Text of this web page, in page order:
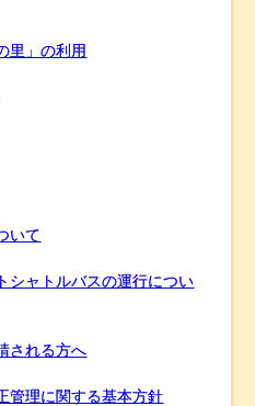
里」の利用
いて
シャトルバスの運行につい
される方へ
管理に関する基本方針